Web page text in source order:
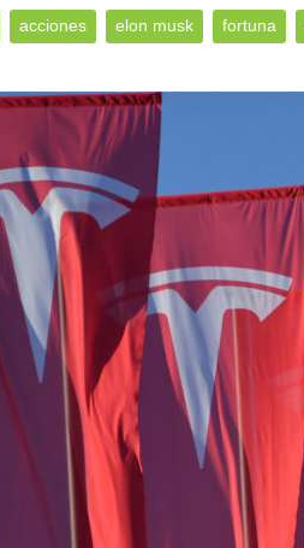
acciones elon musk fortuna